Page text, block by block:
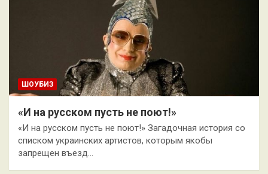
ШОУБИЗ
«И на русском пусть не поют!»
«И на русском пусть не поют!» Загадочная история со
списком украинских артистов, которым якобы
запрещен въезд…